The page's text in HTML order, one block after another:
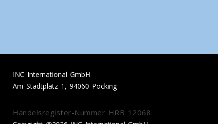
INC International GmbH
Am Stadtplatz 1, 94060 Pocking
Handelsregister-Nummer HRB 12068